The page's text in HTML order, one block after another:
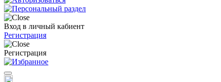
Вход в личный кабиент
Регистрация
Регистрация